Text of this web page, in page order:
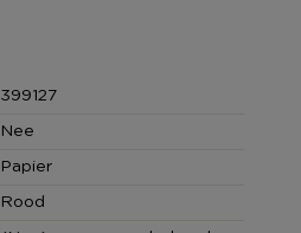
399127
Nee
Papier
Rood